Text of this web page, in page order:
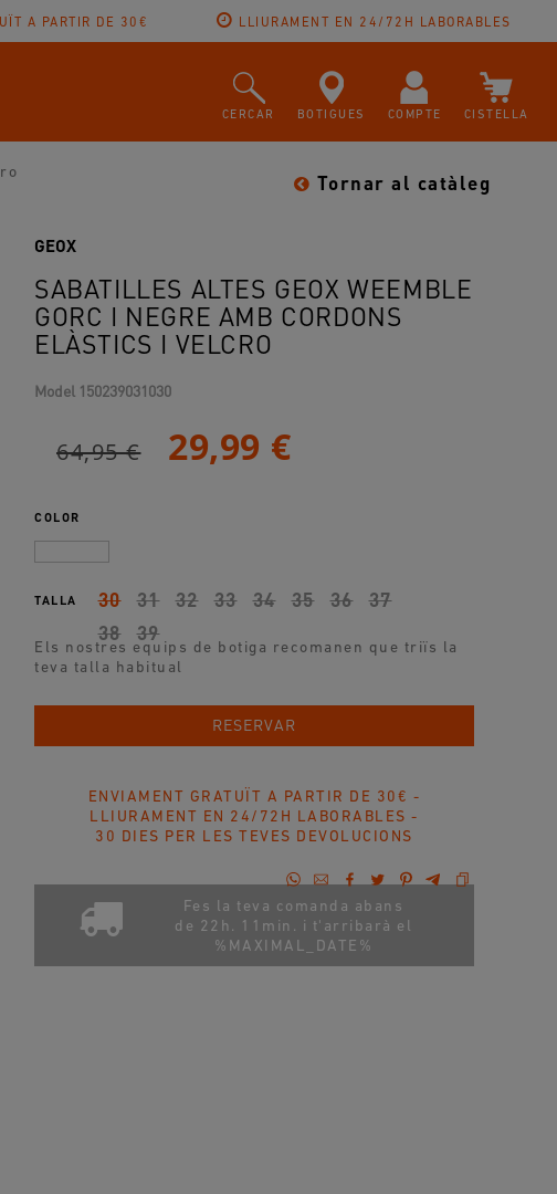
A PARTIR DE 30€ LLIURAMENT EN 24/72H LABORABLES
CISTELLA
COMPTE
BOTIGUES
CERCAR
Tornar al catàleg
SABATILLES ALTES GEOX WEEMBLE
GORC I NEGRE AMB CORDONS
ELÀSTICS I VELCRO
GEOX
Model 150239031030
64,95 € 29,99 €
COLOR
TALLA 30 31 32 33 34 35 36
37
38
39
Els nostres equips de botiga recomanen que triïs la
teva talla habitual
AFEGIR A LA COMPRA
RESERVAR
ENVIAMENT GRATUÏT A PARTIR DE 30€ -
LLIURAMENT EN 24/72H LABORABLES -
30 DIES PER LES TEVES DEVOLUCIONS
Fes la teva comanda abans
de 22h. 11min. i t'arribarà el
%MAXIMAL_DATE%